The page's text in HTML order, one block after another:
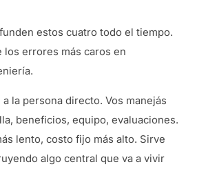
estos cuatro todo el tiempo.
los errores más caros en
a la persona directo. Vos manejás
beneficios, equipo, evaluaciones.
lento, costo fijo más alto. Sirve
algo central que va a vivir